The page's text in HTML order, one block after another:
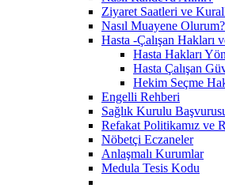
Ziyaret Saatleri ve
Nasıl Muayene Olurum?
Hasta -Çalışan Hakları
Hasta Hakları
Hasta Çalışan
Hekim Seçme
Engelli Rehberi
Sağlık Kurulu
Refakat Politikamız ve
Nöbetçi Eczaneler
Anlaşmalı Kurumlar
Medula Tesis Kodu